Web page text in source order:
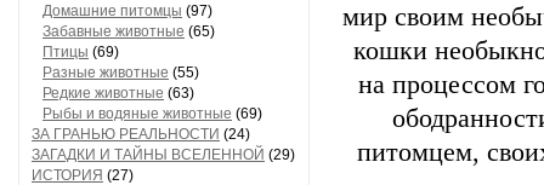
Домашние питомцы (97)
Забавные животные (65)
Птицы (69)
Разные животные (55)
Редкие животные (63)
Рыбы и водяные животные (69)
ЗА ГРАНЬЮ РЕАЛЬНОСТИ (24)
ЗАГАДКИ И ТАЙНЫ ВСЕЛЕННОЙ (29)
ИСТОРИЯ (27)
мир своим
кошки
на процессом
питомцем,